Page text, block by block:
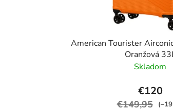
American Tourister
Oranžová
Skladom
€120
€149,95